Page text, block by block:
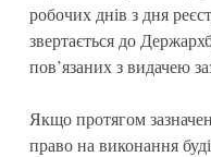
робочих днів з дня
звертається до
пов’язаних з видачею
Якщо протягом
право на виконання